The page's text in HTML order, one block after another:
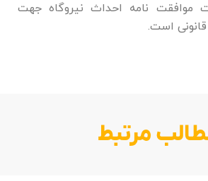
و ۳.۵مگاوت موافقت نامه احداث نیروگاه جهت
قانونی است.
مرتبط